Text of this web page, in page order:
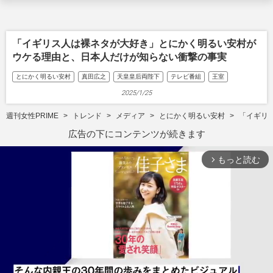
「イギリス人は裸ネタが大好き」とにかく明るい安村が
ウケる理由と、日本人だけが知らない衝撃の事実
とにかく明るい安村 真田広之 天皇皇后両陛下 テレビ番組 王室
2025/1/25
週刊女性PRIME トレンド メディア とにかく明るい安村 「イギ
広告の下にコンテンツが続きます
arrow_forward_ios もっと読む